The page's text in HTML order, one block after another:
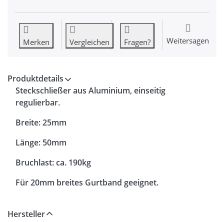
Merken Vergleichen Fragen? Weitersagen
Produktdetails
Steckschließer aus Aluminium, einseitig
regulierbar.
Breite: 25mm
Länge: 50mm
Bruchlast: ca. 190kg
Für 20mm breites Gurtband geeignet.
Hersteller